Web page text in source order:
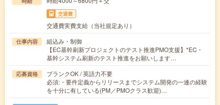
交通費
交通費実費支給（当社規定あり）
仕事内容
組込み・制御
【EC基幹刷新プロジェクトのテスト推進PMO支援】*EC・
基幹システム刷新のテスト推進をお願いします…
応募資格
ブランクOK / 英語力不要
必須:・要件定義からリリースまでシステム開発の一連の経験
を十分に有している(PM／PMOクラス歓迎)…